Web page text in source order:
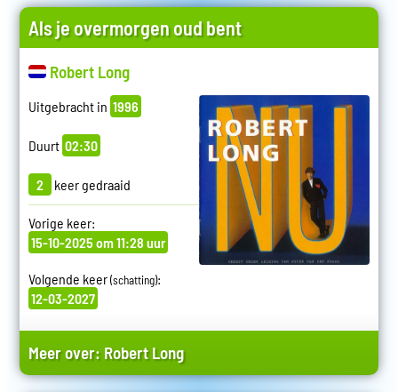
Als je overmorgen oud bent
Robert Long
Uitgebracht in 1996
Duurt 02:30
2 keer gedraaid
Vorige keer:
15-10-2025 om 11:28 uur
Volgende keer(schatting):
12-03-2027
Meer over: Robert Long